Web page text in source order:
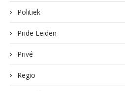
Politiek
Pride Leiden
Privé
Regio